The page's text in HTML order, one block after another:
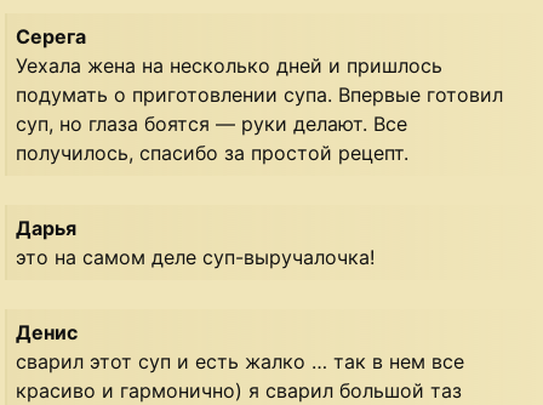
Серега
Уехала жена на несколько дней и пришлось
подумать о приготовлении супа. Впервые готовил
суп, но глаза боятся — руки делают. Все
получилось, спасибо за простой рецепт.
Дарья
это на самом деле суп-выручалочка!
Денис
сварил этот суп и есть жалко … так в нем все
красиво и гармонично) я сварил большой таз